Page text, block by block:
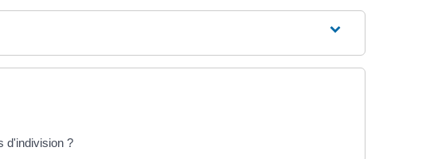
d'indivision ?